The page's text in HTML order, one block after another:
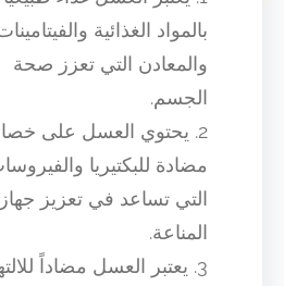
بالمواد الغذائية
والمعادن التي تعزز صحة
الجسم.
2. يحتوي العسل على
مضادة للبكتيريا
التي تساعد في تعزيز جهاز
المناعة.
3. يعتبر العسل مضاداً